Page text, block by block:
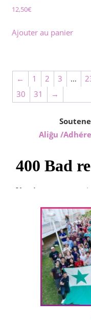
12,50€
Ajouter au panier
← 1 2 3 …
30
31 →
Aliĝu /